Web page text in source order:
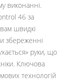
виконанні.
46 за
швидкі
збереженні
руки, що
Ключова
технологій